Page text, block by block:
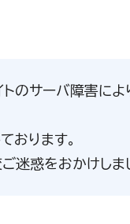
トのサーバ障害に
おります。
迷惑をおかけしま